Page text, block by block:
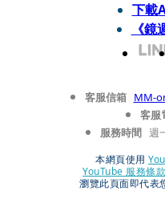
下載
《
客服信箱 MM-
客服
服務時間 週
本網頁使用
YouTube 服務條款
瀏覽此頁面即代表